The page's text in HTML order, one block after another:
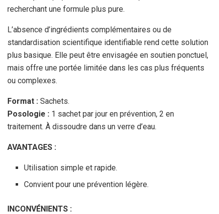
recherchant une formule plus pure.
L’absence d’ingrédients complémentaires ou de
standardisation scientifique identifiable rend cette solution
plus basique. Elle peut être envisagée en soutien ponctuel,
mais offre une portée limitée dans les cas plus fréquents
ou complexes.
Format : Sachets.
Posologie : 1 sachet par jour en prévention, 2 en
traitement. À dissoudre dans un verre d’eau.
AVANTAGES :
Utilisation simple et rapide.
Convient pour une prévention légère.
INCONVÉNIENTS :